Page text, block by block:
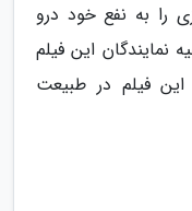
را به نفع خود درو
نمایندگان این فیلم
فیلم در طبیعت